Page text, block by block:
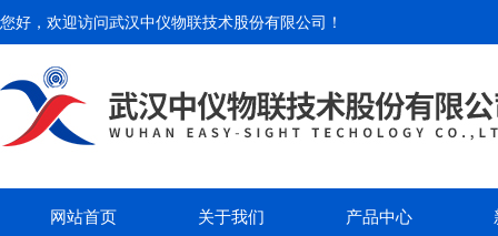
您好，欢迎访问武汉中仪物联技术股份有限公司 ！
网站首页 关于我们 产品中心